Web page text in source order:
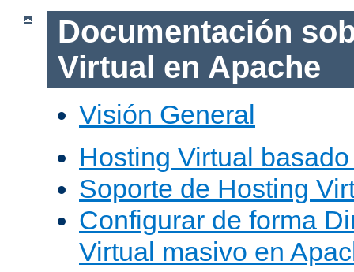
Documentación
Virtual en Apache
Visión General
Hosting Virtual
Soporte de Hosting
Configurar de forma
Virtual masivo en